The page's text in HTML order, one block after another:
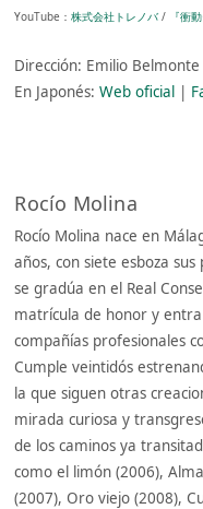
YouTube：株式会社トレノバ / 『衝
Dirección: Emilio
En Japonés:Web oficial |
Rocío Molina
Rocío Molina nace en
años, con siete esboza
se gradúa en el Real
matrícula de honor y
compañías profesionales
Cumple veintidós
la que siguen otras
mirada curiosa y
de los caminos ya
como el limón (2006),
(2007), Oro viejo (2008),